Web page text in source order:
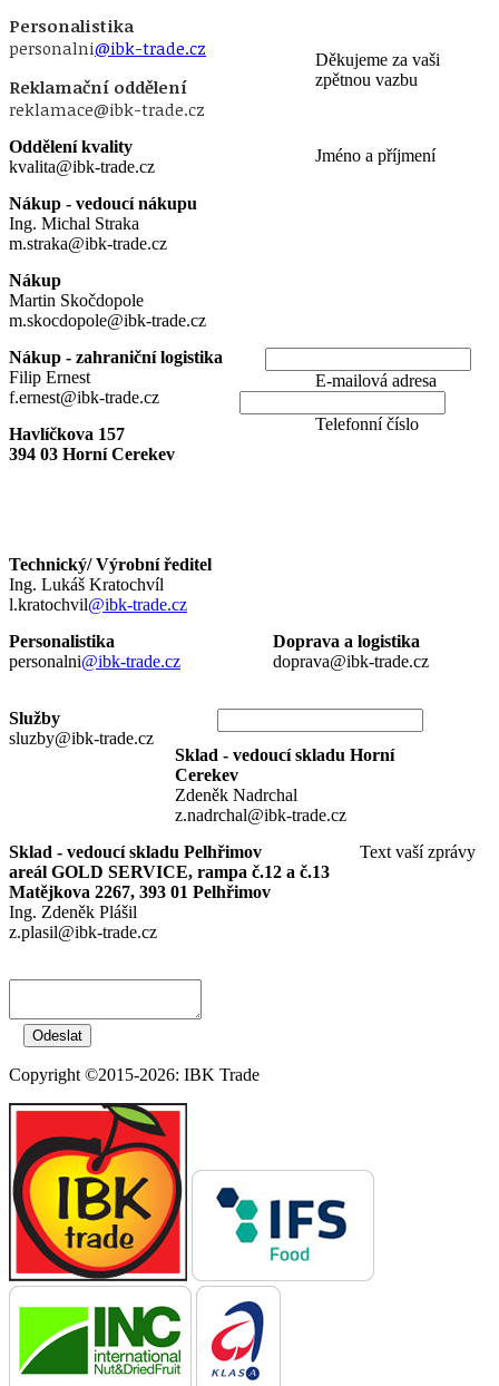
Personalistika
personalni@ibk-trade.cz
Reklamační oddělení
reklamace@ibk-trade.cz
Oddělení kvality
kvalita@ibk-trade.cz
Nákup - vedoucí nákupu
Ing. Michal Straka
m.straka@ibk-trade.cz
Nákup
Martin Skočdopole
m.skocdopole@ibk-trade.cz
Nákup - zahraniční logistika
Filip Ernest
f.ernest@ibk-trade.cz
Havlíčkova 157
394 03 Horní Cerekev
Technický/ Výrobní ředitel
Ing. Lukáš Kratochvíl
l.kratochvil@ibk-trade.cz
Personalistika
personalni@ibk-trade.cz
Doprava a logistika
doprava@ibk-trade.cz
Služby
sluzby@ibk-trade.cz
Sklad - vedoucí skladu Horní
Cerekev
Zdeněk Nadrchal
z.nadrchal@ibk-trade.cz
Sklad - vedoucí skladu Pelhřimov
areál GOLD SERVICE, rampa č.12 a č.13
Matějkova 2267, 393 01 Pelhřimov
Ing. Zdeněk Plášil
z.plasil@ibk-trade.cz
Děkujeme za vaši
zpětnou vazbu
Jméno a příjmení
E-mailová adresa
Telefonní číslo
Text vaší zprávy
Copyright ©2015-2026: IBK Trade